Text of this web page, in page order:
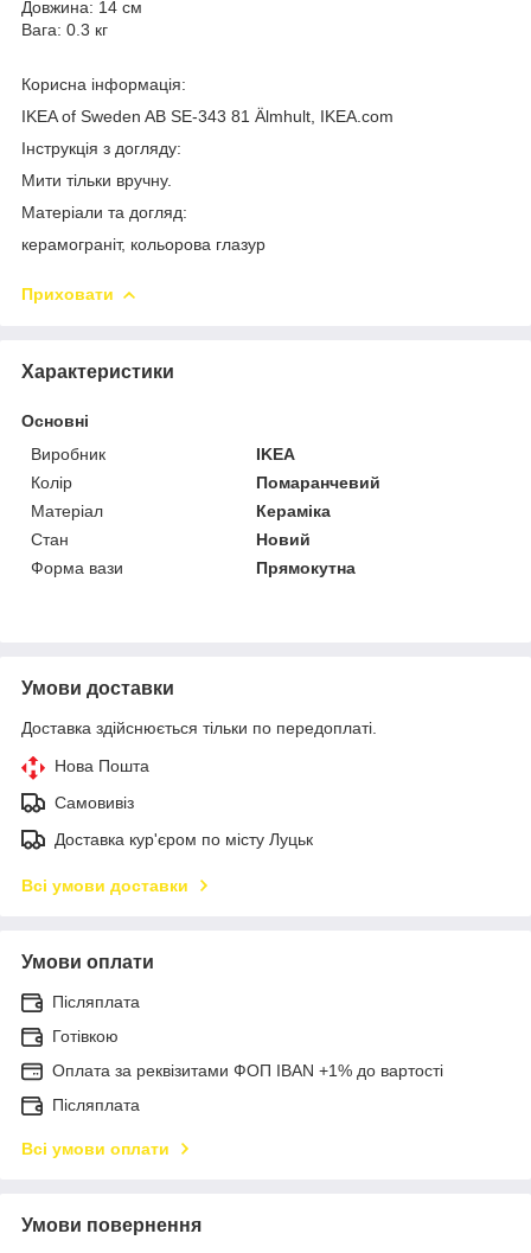
Довжина: 14 см
Вага: 0.3 кг
Корисна інформація:
IKEA of Sweden AB SE-343 81 Älmhult, IKEA.com
Інструкція з догляду:
Мити тільки вручну.
Матеріали та догляд:
керамограніт, кольорова глазур
Приховати
Характеристики
Основні
Виробник
IKEA
Колір
Помаранчевий
Матеріал
Кераміка
Стан
Новий
Форма вази
Прямокутна
Умови доставки
Доставка здійснюється тільки по передоплаті.
Нова Пошта
Самовивіз
Доставка кур'єром по місту Луцьк
Всі умови доставки
Умови оплати
Післяплата
Готівкою
Оплата за реквізитами ФОП IBAN +1% до вартості
Післяплата
Всі умови оплати
Умови повернення